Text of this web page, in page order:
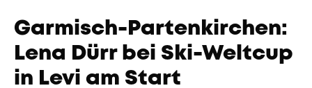
Garmisch-Partenkirchen:
Lena Dürr bei Ski-Weltcup
in Levi am Start